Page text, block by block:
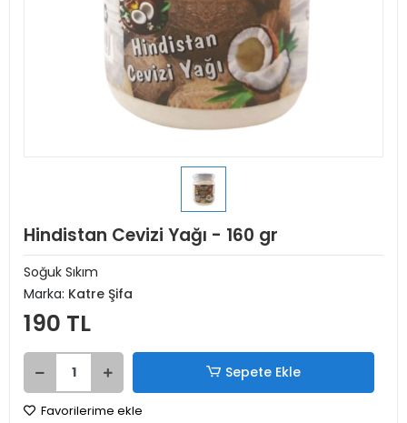
Hindistan Cevizi Yağı - 160 gr
Soğuk Sıkım
Marka: Katre Şifa
190 TL
Sepete Ekle
Favorilerime ekle